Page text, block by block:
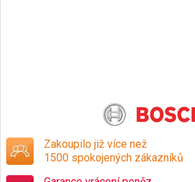
Zakoupilo již více než
1500 spokojených zákazníků